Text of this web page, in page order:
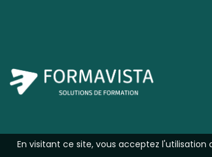
En visitant ce site, vous acceptez l'utilisation